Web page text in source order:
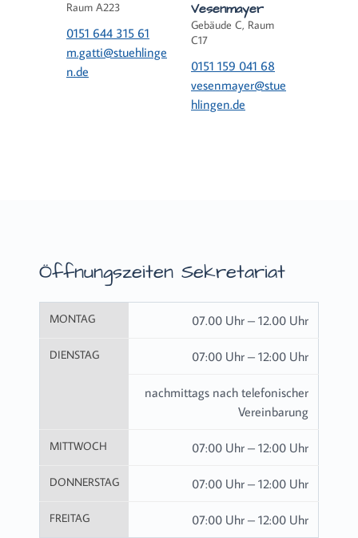
Raum A223
0151 644 315 61
m.gatti@stuehlinge
n.de
Vesenmayer
Gebäude C, Raum
C17
0151 159 041 68
vesenmayer@stue
hlingen.de
Öffnungszeiten Sekretariat
MONTAG 07.00 Uhr – 12.00 Uhr
DIENSTAG 07:00 Uhr – 12:00 Uhr
nachmittags nach telefonischer
Vereinbarung
MITTWOCH 07:00 Uhr – 12:00 Uhr
DONNERSTAG 07:00 Uhr – 12:00 Uhr
FREITAG 07:00 Uhr – 12:00 Uhr